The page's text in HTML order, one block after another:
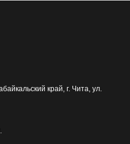
край, г. Чита, ул.